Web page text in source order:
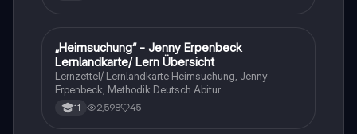
Deutsch
„Heimsuchung“ - Jenny Erpenbeck
Lernlandkarte/ Lern Übersicht
Lernzettel/ Lernlandkarte Heimsuchung, Jenny
Erpenbeck, Methodik Deutsch Abitur
11 2,598 45